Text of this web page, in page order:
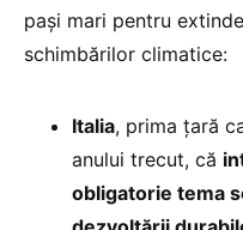
pași mari pentru
schimbărilor climatice:
Italia, prima țară
anului trecut, că
obligatorie tema